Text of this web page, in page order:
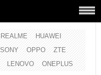
REALME
HUAWEI
SONY OPPO
ZTE
LENOVO ONEPLUS